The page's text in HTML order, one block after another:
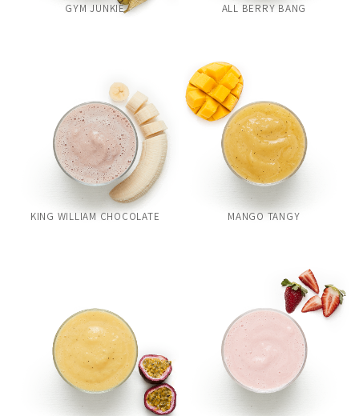
GYM JUNKIE ALL BERRY BANG
KING WILLIAM CHOCOLATE MANGO TANGY